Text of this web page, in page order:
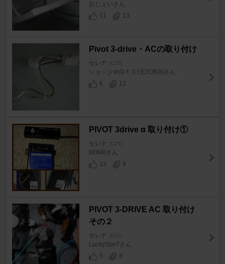
おじぇいさん
11
13
Pivot 3-drive・ACの取り付け
セレナ [C25]
ショ～ジ＠白ＦＣ(元TORA)さん
6
12
PIVOT 3drive α 取り付け①
セレナ [C25]
M0M0さん
13
9
PIVOT 3-DRIVE AC 取り付け
その２
セレナ [C25]
LuckyStar7さん
5
8